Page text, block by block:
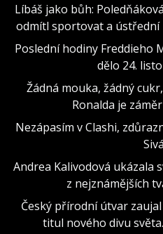
Líbáš jako bůh:
odmítl sportovat a
Poslední hodiny Freddieho
dělo 24.
Žádná mouka, žádný
Ronalda je
Nezápasím v Clashi,
Andrea Kalivodová ukázala
z nejznámějších
Český přírodní útvar
titul nového divu